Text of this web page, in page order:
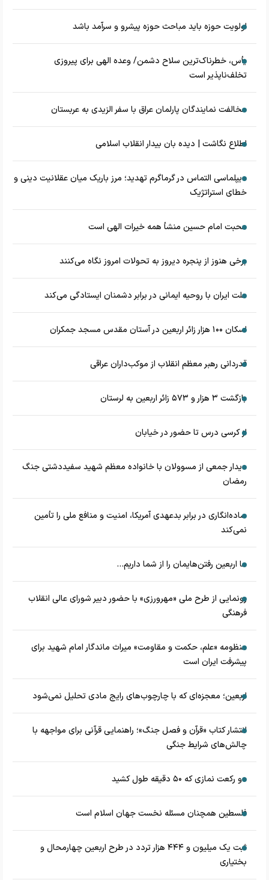
اولویت حوزه باید مباحث حوزه پیشرو و سرآمد باشد
یأس، خطرناک‌ترین سلاح دشمن/ وعده الهی برای پیروزی
تخلف‌ناپذیر است
مخالفت نمایندگان پارلمان عراق با سفر الزیدی به عربستان
اطلاع نگاشت | دیده بان بیدار انقلاب اسلامی
دیپلماسی التماس در گرماگرم تهدید؛ مرز باریک میان عقلانیت دینی و
خطای استراتژیک
محبت امام حسین منشأ همه خیرات الهی است
برخی هنوز از پنجره دیروز به تحولات امروز نگاه می‌کنند
ملت ایران با روحیه ایمانی در برابر دشمنان ایستادگی می‌کند
اسکان ۱۰۰ هزار زائر اربعین در آستان مقدس مسجد جمکران
قدردانی رهبر معظم انقلاب از موکب‌داران عراقی
بازگشت ۳ هزار و ۵۷۳ زائر اربعین به لرستان
از کرسی درس تا حضور در خیابان
دیدار جمعی از مسوولان با خانواده معظم شهید سفیددشتی جنگ
رمضان
ساده‌انگاری در برابر بدعهدی آمریکا، امنیت و منافع ملی را تأمین
نمی‌کند
ما اربعین رفتن‌هایمان را از شما داریم...
رونمایی از طرح ملی «مهرورزی» با حضور دبیر شورای عالی انقلاب
فرهنگی
منظومه «علم، حکمت و مقاومت» میراث ماندگار امام شهید برای
پیشرفت ایران است
اربعین؛ معجزه‌ای که با چارچوب‌های رایج مادی تحلیل نمی‌شود
انتشار کتاب «قرآن و فصل جنگ»؛ راهنمایی قرآنی برای مواجهه با
چالش‌های شرایط جنگی
دو رکعت نمازی که ۵۰ دقیقه طول کشید
فلسطین همچنان مسئله نخست جهان اسلام است
ثبت یک میلیون و ۴۴۴ هزار تردد در طرح اربعین چهارمحال و
بختیاری